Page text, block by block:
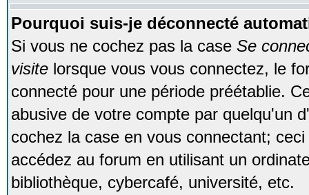
Pourquoi suis-je déconnecté
Si vous ne cochez pas la case Se
visite lorsque vous vous connectez, le
connecté pour une période préétablie.
abusive de votre compte par quelqu'un
cochez la case en vous connectant;
accédez au forum en utilisant un
bibliothèque, cybercafé, université, etc.